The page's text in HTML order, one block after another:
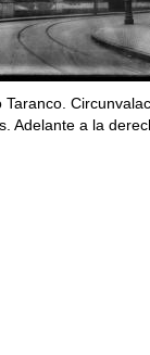
Taranco.
Adelante a la